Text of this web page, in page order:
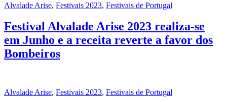
Alvalade Arise, Festivais 2023, Festivais de Portugal
Festival Alvalade Arise 2023 realiza-se
em Junho e a receita reverte a favor dos
Bombeiros
Alvalade Arise, Festivais 2023, Festivais de Portugal